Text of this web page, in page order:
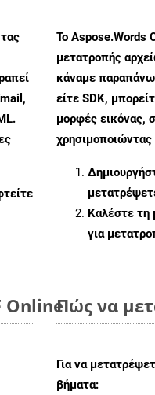
Το Aspose.Words
μετατροπής
κάναμε παραπάνω
είτε SDK,
μορφές εικόνας,
Καλέστε τη
για
OnlineΠώς να
Για να
βήματα: